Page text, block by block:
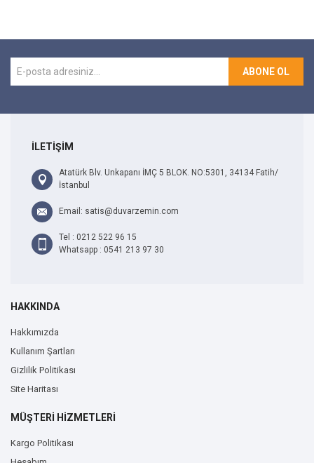
ABONE OL
İLETİŞİM
Atatürk Blv. Unkapanı İMÇ 5 BLOK. NO:5301, 34134 Fatih/
İstanbul
Email: satis@duvarzemin.com
Tel : 0212 522 96 15
Whatsapp : 0541 213 97 30
HAKKINDA
Hakkımızda
Kullanım Şartları
Gizlilik Politikası
Site Haritası
MÜŞTERİ HİZMETLERİ
Kargo Politikası